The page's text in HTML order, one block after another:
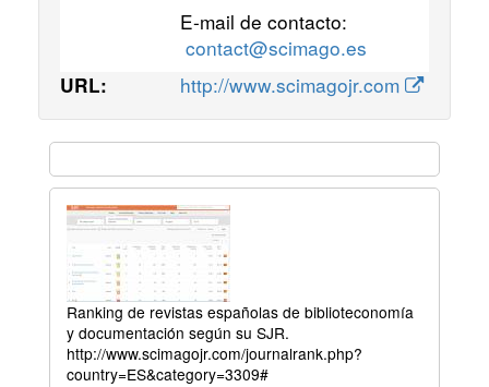
E-mail de contacto:
contact@scimago.es
URL: http://www.scimagojr.com
Ranking de revistas españolas de biblioteconomía
y documentación según su SJR.
http://www.scimagojr.com/journalrank.php?
country=ES&category=3309#